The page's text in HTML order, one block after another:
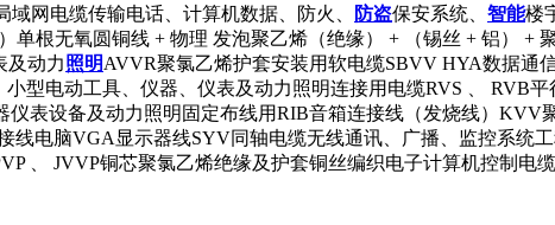
网电缆传输电话、计算机数据、防火、
防盗保安系统、 智能楼
单根无氧圆铜线 + 物理 发泡聚乙烯（绝缘） + （锡丝 + 铝） +
及动力照明AVVR聚氯乙烯护套安装用软电缆SBVV HYA数据通
型电动工具、仪器、仪表及动力照明连接用电缆RVS 、 RVB
表设备及动力照明固定布线用RIB音箱连接线（发烧线）
线电脑VGA显示器线SYV同轴电缆无线通讯、广播、监控系统
、 JVVP铜芯聚氯乙烯绝缘及护套铜丝编织电子计算机控制电缆